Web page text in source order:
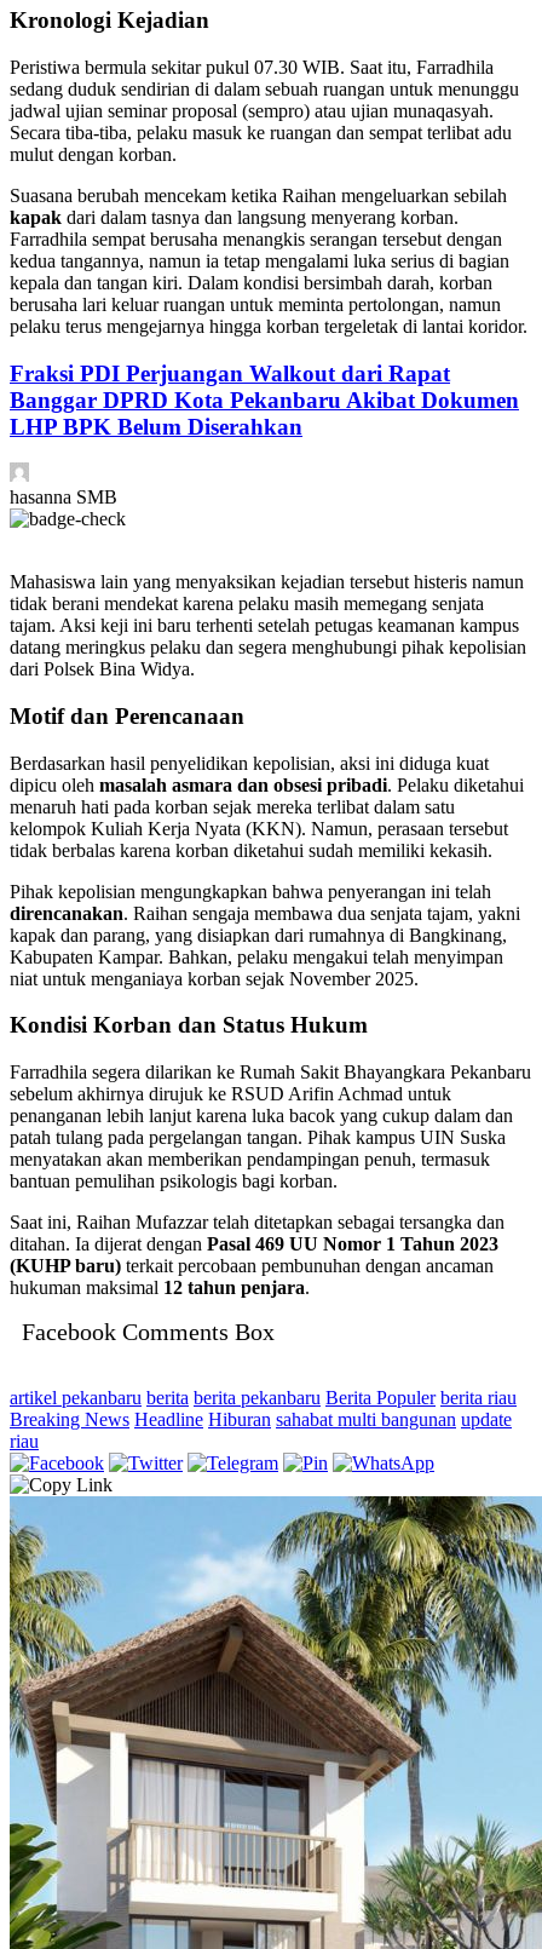
Kronologi Kejadian
Peristiwa bermula sekitar pukul 07.30 WIB. Saat itu, Farradhila
sedang duduk sendirian di dalam sebuah ruangan untuk menunggu
jadwal ujian seminar proposal (sempro) atau ujian munaqasyah.
Secara tiba-tiba, pelaku masuk ke ruangan dan sempat terlibat adu
mulut dengan korban.
Suasana berubah mencekam ketika Raihan mengeluarkan sebilah
kapak dari dalam tasnya dan langsung menyerang korban.
Farradhila sempat berusaha menangkis serangan tersebut dengan
kedua tangannya, namun ia tetap mengalami luka serius di bagian
kepala dan tangan kiri. Dalam kondisi bersimbah darah, korban
berusaha lari keluar ruangan untuk meminta pertolongan, namun
pelaku terus mengejarnya hingga korban tergeletak di lantai koridor.
Fraksi PDI Perjuangan Walkout dari Rapat
Banggar DPRD Kota Pekanbaru Akibat Dokumen
LHP BPK Belum Diserahkan
hasanna SMB
Mahasiswa lain yang menyaksikan kejadian tersebut histeris namun
tidak berani mendekat karena pelaku masih memegang senjata
tajam. Aksi keji ini baru terhenti setelah petugas keamanan kampus
datang meringkus pelaku dan segera menghubungi pihak kepolisian
dari Polsek Bina Widya.
Motif dan Perencanaan
Berdasarkan hasil penyelidikan kepolisian, aksi ini diduga kuat
dipicu oleh masalah asmara dan obsesi pribadi. Pelaku diketahui
menaruh hati pada korban sejak mereka terlibat dalam satu
kelompok Kuliah Kerja Nyata (KKN). Namun, perasaan tersebut
tidak berbalas karena korban diketahui sudah memiliki kekasih.
Pihak kepolisian mengungkapkan bahwa penyerangan ini telah
direncanakan. Raihan sengaja membawa dua senjata tajam, yakni
kapak dan parang, yang disiapkan dari rumahnya di Bangkinang,
Kabupaten Kampar. Bahkan, pelaku mengakui telah menyimpan
niat untuk menganiaya korban sejak November 2025.
Kondisi Korban dan Status Hukum
Farradhila segera dilarikan ke Rumah Sakit Bhayangkara Pekanbaru
sebelum akhirnya dirujuk ke RSUD Arifin Achmad untuk
penanganan lebih lanjut karena luka bacok yang cukup dalam dan
patah tulang pada pergelangan tangan. Pihak kampus UIN Suska
menyatakan akan memberikan pendampingan penuh, termasuk
bantuan pemulihan psikologis bagi korban.
Saat ini, Raihan Mufazzar telah ditetapkan sebagai tersangka dan
ditahan. Ia dijerat dengan Pasal 469 UU Nomor 1 Tahun 2023
(KUHP baru) terkait percobaan pembunuhan dengan ancaman
hukuman maksimal 12 tahun penjara.
Facebook Comments Box
artikel pekanbaru berita berita pekanbaru Berita Populer berita riau
Breaking News Headline Hiburan sahabat multi bangunan update
riau